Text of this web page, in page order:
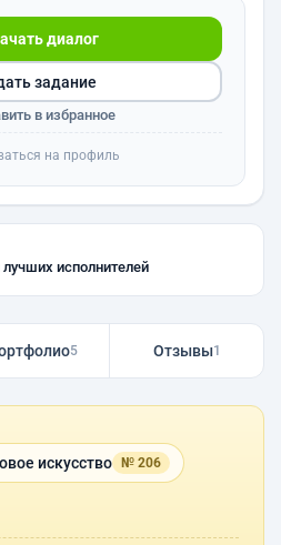
диалог
задание
в избранное
на профиль
исполнителей
5 Отзывы1
искусство № 206